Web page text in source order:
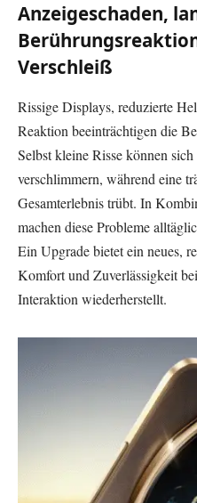
Anzeigeschaden,
Verschleiß
Rissige Displays, reduzierte
Reaktion beeinträchtigen die
Selbst kleine Risse können
verschlimmern, während eine
Gesamterlebnis trübt. In
machen diese Probleme
Ein Upgrade bietet ein neues,
Komfort und Zuverlässigkeit
Interaktion wiederherstellt.